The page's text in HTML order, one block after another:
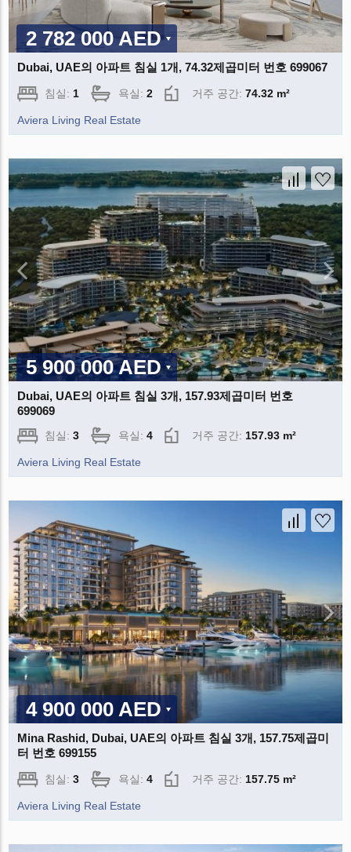
2 782 000 AED
Dubai, UAE의 아파트 침실 1개, 74.32제곱미터 번호 699067
침실:1 욕실:2 거주 공간:74.32 m²
Aviera Living Real Estate
5 900 000 AED
Dubai, UAE의 아파트 침실 3개, 157.93제곱미터 번호
699069
침실:3 욕실:4 거주 공간: 157.93 m²
Aviera Living Real Estate
4 900 000 AED
Mina Rashid, Dubai, UAE의 아파트 침실 3개, 157.75제곱미
터 번호 699155
침실:3 욕실:4 거주 공간: 157.75 m²
Aviera Living Real Estate